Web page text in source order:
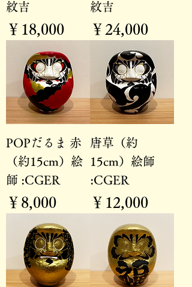
紋吉
価格
￥18,000
紋吉
価格
￥24,000
POPだるま 赤
（約15cm）絵
師 :CGER
価格
￥8,000
唐草（約
15cm）絵師
:CGER
価格
￥12,000